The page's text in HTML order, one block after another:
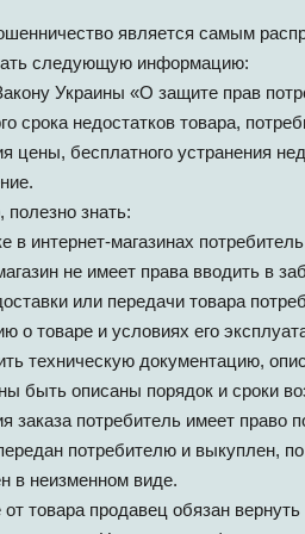
является самым
следующую информацию:
Украины «О защите прав
срока недостатков товара,
цены, бесплатного устранения
полезно знать:
в интернет-магазинах
не имеет права вводить в
или передачи товара
о товаре и условиях его
техническую документацию,
быть описаны порядок и сроки
заказа потребитель имеет право
потребителю и выкуплен,
в неизменном виде.
от товара продавец обязан